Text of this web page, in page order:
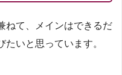
ねて、メインはできるだ
いと思っています。